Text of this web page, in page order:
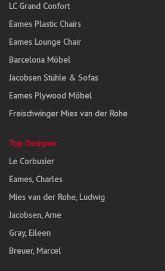
LC Grand Confort
Eames Plastic Chairs
Eames Lounge Chair
Barcelona Möbel
Jacobsen Stühle & Sofas
Eames Plywood Möbel
Freischwinger Mies van der Rohe
Top Designer
Le Corbusier
Eames, Charles
Mies van der Rohe, Ludwig
Jacobsen, Arne
Gray, Eileen
Breuer, Marcel